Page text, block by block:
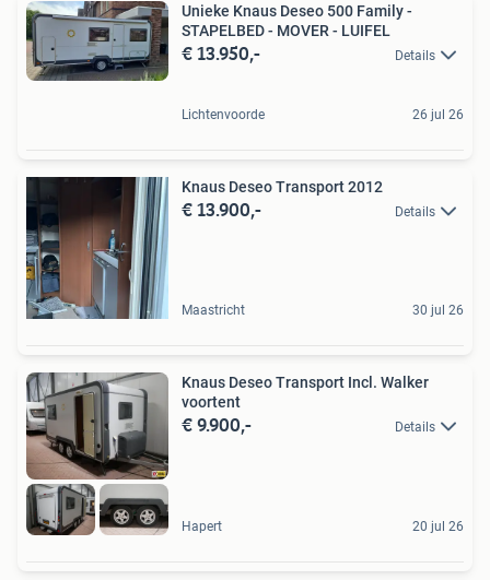
Unieke Knaus Deseo 500 Family -
STAPELBED - MOVER - LUIFEL
€ 13.950,- Details
Lichtenvoorde 26 jul 26
Knaus Deseo Transport 2012
€ 13.900,- Details
Maastricht 30 jul 26
Knaus Deseo Transport Incl. Walker
voortent
€ 9.900,- Details
Hapert 20 jul 26